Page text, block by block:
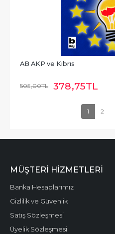
AB AKP ve Kıbrıs
505,00TL 378,75TL
1 2
MÜŞTERI HIZMETLERI
Banka Hesaplarımız
Gizlilik ve Güvenlik
Satış Sözleşmesi
Üyelik Sözleşmesi